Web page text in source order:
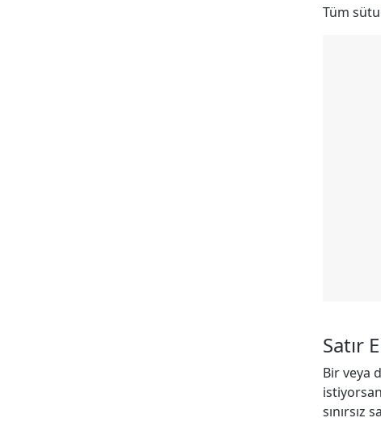
Tüm
Satır
Bir veya
sınırsız